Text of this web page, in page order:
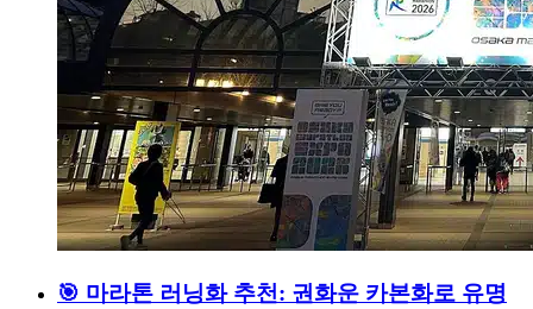
🎯 마라톤 러닝화 추천: 권화운 카본화로 유명